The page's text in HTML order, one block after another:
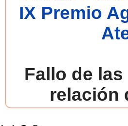
IX Premio
Fallo de
relación